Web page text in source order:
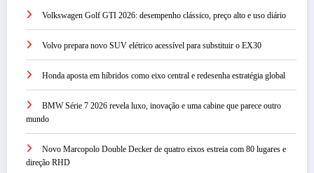
Volkswagen Golf GTI 2026: desempenho clássico, preço alto e uso diário
Volvo prepara novo SUV elétrico acessível para substituir o EX30
Honda aposta em híbridos como eixo central e redesenha estratégia global
BMW Série 7 2026 revela luxo, inovação e uma cabine que parece outro
mundo
Novo Marcopolo Double Decker de quatro eixos estreia com 80 lugares e
direção RHD